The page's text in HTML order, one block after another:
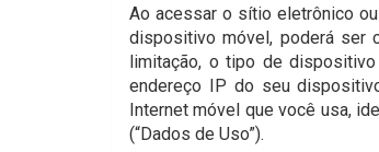
Ao acessar o sítio eletrônico
dispositivo móvel, poderá ser
limitação, o tipo de
endereço IP do seu
Internet móvel que você usa,
(“Dados de Uso”).